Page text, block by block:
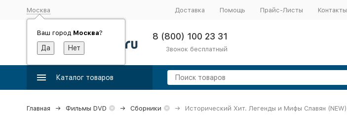
Москва
Ваш город Москва?
Доставка Помощь Прайс-Листы Контакты
8 (800) 100 23 31
Звонок бесплатный
Каталог товаров
Главная Фильмы DVD Сборники Исторический Хит. Легенды и Мифы Славян (NEW)